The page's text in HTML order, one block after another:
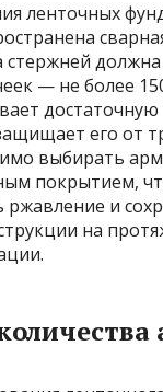
ленточных
стержней
— не более
его от
выбирать
покрытием,
ржавление и
на